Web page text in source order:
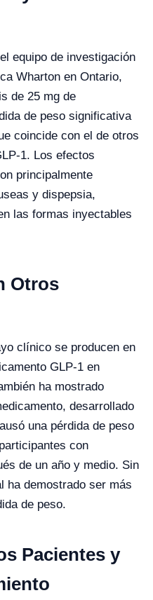
equipo de investigación
Wharton en Ontario,
de 25 mg de
de peso significativa
coincide con el de otros
1. Los efectos
principalmente
y dispepsia,
las formas inyectables
Otros
clínico se producen en
GLP-1 en
ha mostrado
desarrollado
una pérdida de peso
con
de un año y medio. Sin
ha demostrado ser más
de peso.
Pacientes y